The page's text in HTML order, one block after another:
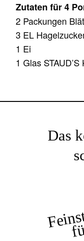
Zutaten für 4
2 Packungen
3 EL
1 Ei
1 Glas
Das